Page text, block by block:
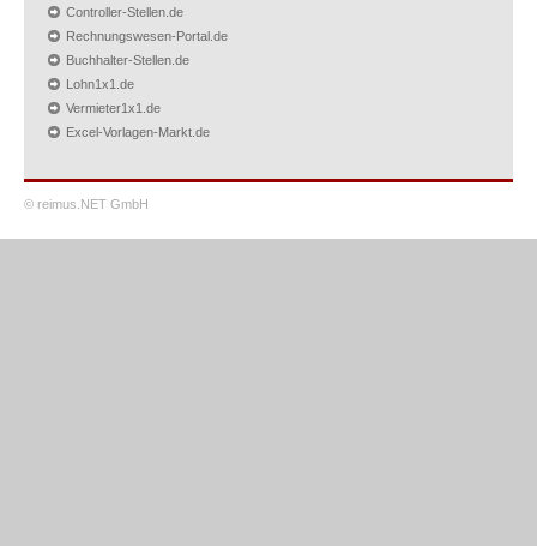
Controller-Stellen.de
Rechnungswesen-Portal.de
Buchhalter-Stellen.de
Lohn1x1.de
Vermieter1x1.de
Excel-Vorlagen-Markt.de
© reimus.NET GmbH